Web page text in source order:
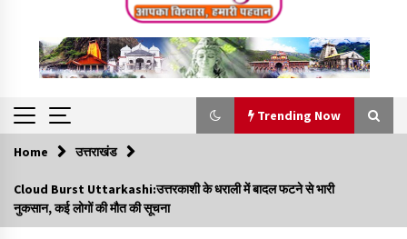
Trending Now
Trending Now
Minorities Rights Day : विश्व अल्पसंख्यक अधिकार दिवस
कार्यक्रम में शामिल हुए सीएम,आधुनिक मदरसों का नाम अब्दुल कलाम के नाम
Home उत्तराखंड
Cloud Burst Uttarkashi:उत्तरकाशी के धराली में बादल फटने से भारी
नुकसान, कई लोगों की मौत की सूचना